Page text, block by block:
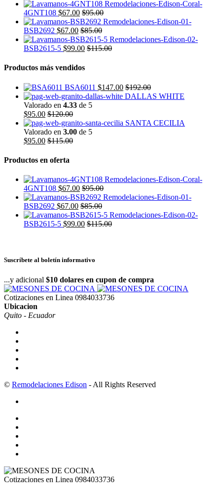
4GNT108 $67.00 $95.00
BSB2692 $67.00 $85.00
BSB2615-5 $99.00 $115.00
Productos más vendidos
BSA6011 $147.00 $192.00
DALLAS WHITE
Valorado en 4.33 de 5
$95.00 $120.00
SANTA CECILIA
Valorado en 3.00 de 5
$95.00 $115.00
Productos en oferta
4GNT108 $67.00 $95.00
BSB2692 $67.00 $85.00
BSB2615-5 $99.00 $115.00
Suscríbete al boletín informativo
...y adicional $10 dolares en cupon de compra
Cotizaciones en Linea 0984033736
Ubicacion
Quito - Ecuador
© Remodelaciones Edison - All Rights Reserved
Cotizaciones en Linea 0984033736